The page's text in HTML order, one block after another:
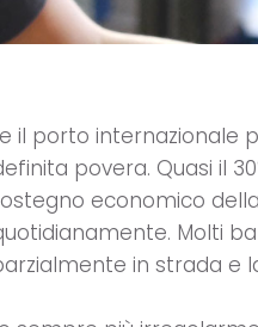
il porto internazionale
povera. Quasi il
economico
Molti
in strada e